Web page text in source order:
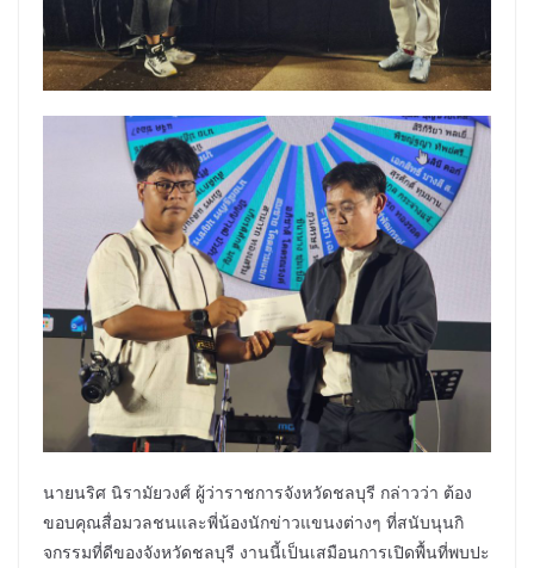
นายนริศ นิรามัยวงศ์ ผู้ว่าราชการจังหวัดชลบุรี กล่าวว่า ต้อง
ขอบคุณสื่อมวลชนและพี่น้องนักข่าวแขนงต่างๆ ที่สนับนุนกิ
จกรรมที่ดีของจังหวัดชลบุรี งานนี้เป็นเสมือนการเปิดพื้นที่พบปะ